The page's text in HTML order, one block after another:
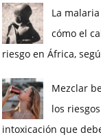
La
cómo el
riesgo en África,
Mezclar
los
intoxicación que